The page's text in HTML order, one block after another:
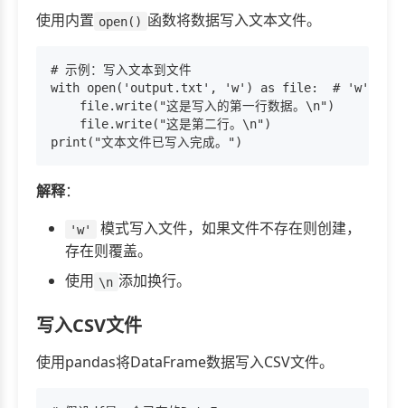
使用内置 open() 函数将数据写入文本文件。
# 示例：写入文本到文件
with open('output.txt', 'w') as file:  # 'w' 表示写入
    file.write("这是写入的第一行数据。\n")
    file.write("这是第二行。\n")
解释：
'w'
模式写入文件，如果文件不存在则创建，
存在则覆盖。
使用 \n 添加换行。
写入CSV文件
使用pandas将DataFrame数据写入CSV文件。